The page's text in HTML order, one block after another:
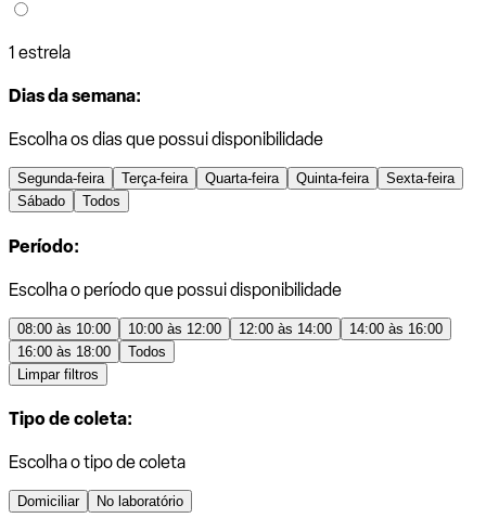
1 estrela
Dias da semana:
Escolha os dias que possui disponibilidade
Segunda-feira Terça-feira Quarta-feira Quinta-feira
Sexta-feira
Sábado
Todos
Período:
Escolha o período que possui disponibilidade
08:00 às 10:00 10:00 às 12:00 12:00 às 14:00
14:00 às 16:00
16:00 às 18:00
Todos
Limpar filtros
Tipo de coleta:
Escolha o tipo de coleta
Domiciliar No laboratório